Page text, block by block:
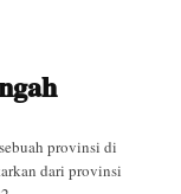
provinsi di
dari provinsi